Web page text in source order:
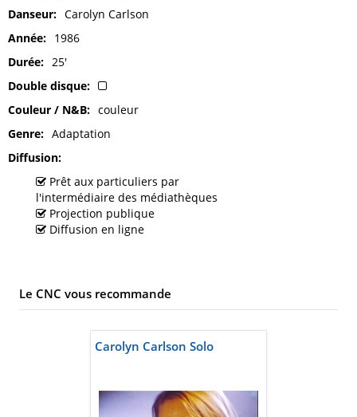
Danseur
Carolyn Carlson
Année
1986
Durée
25'
Double disque
Couleur / N&B
couleur
Genre
Adaptation
Diffusion
Prêt aux particuliers par
l'intermédiaire des médiathèques
Projection publique
Diffusion en ligne
Le CNC vous recommande
Carolyn Carlson Solo